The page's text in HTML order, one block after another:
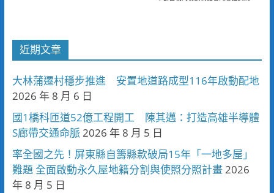
近期文章
大林蒲遷村穩步推進 安置地道路成型116年啟動配地
2026 年 8 月 6 日
國1橋科匝道52億工程開工 陳其邁：打造高雄半導體
S廊帶交通命脈2026 年 8 月 5 日
率全國之先！屏東縣自籌縣款破局15年「一地多屋」
難題 全面啟動永久屋地籍分割與使照分照計畫2026
年 8 月 5 日